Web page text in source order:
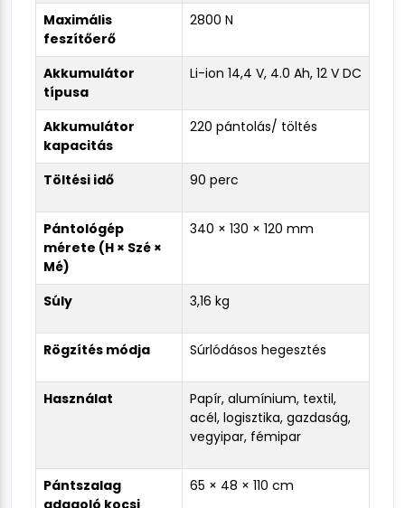
Maximális
feszítőerő
2800 N
Akkumulátor
típusa
Li-ion 14,4 V, 4.0 Ah, 12 V DC
Akkumulátor
kapacitás
220 pántolás/ töltés
Töltési idő 90 perc
Pántológép
mérete (H × Szé ×
Mé)
340 × 130 × 120 mm
Súly 3,16 kg
Rögzítés módja Súrlódásos hegesztés
Használat
Papír, alumínium, textil,
acél, logisztika, gazdaság,
vegyipar, fémipar
Pántszalag
adagoló kocsi
65 × 48 × 110 cm